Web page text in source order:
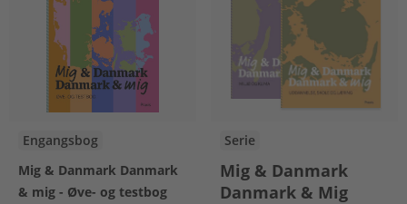
Engangsbog
Mig & Danmark Danmark
& mig - Øve- og testbog
Serie
Mig & Danmark
Danmark & Mig